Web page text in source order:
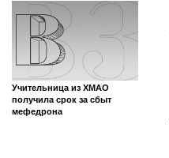
Учительница из ХМАО
получила срок за сбыт
мефедрона